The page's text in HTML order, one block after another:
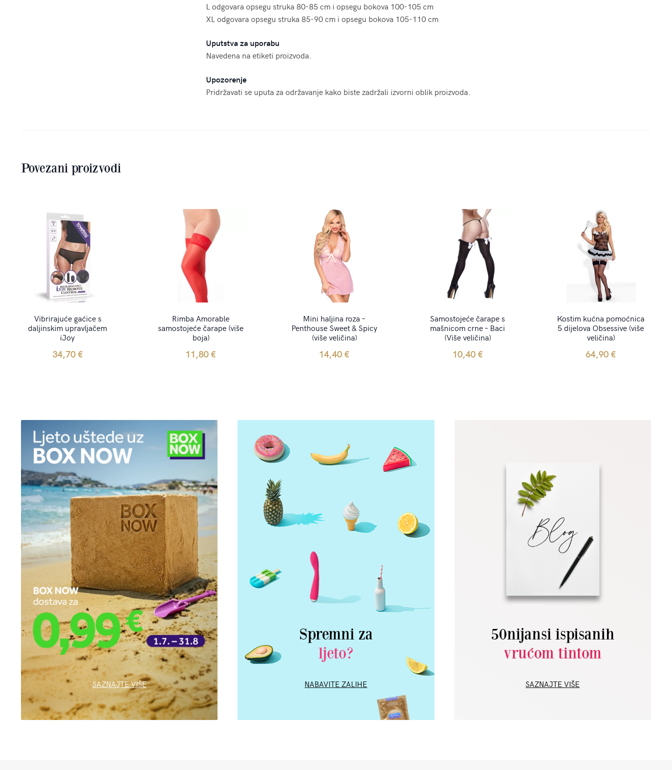
L odgovara opsegu struka 80-85 cm i opsegu bokova 100-105 cm
XL odgovara opsegu struka 85-90 cm i opsegu bokova 105-110 cm
Uputstva za uporabu
Navedena na etiketi proizvoda.
Upozorenje
Pridržavati se uputa za održavanje kako biste zadržali izvorni oblik proizvoda.
Povezani proizvodi
Vibrirajuće gaćice s
daljinskim upravljačem
iJoy
34,70€
Rimba Amorable
samostojeće čarape (više
boja)
11,80€
Mini haljina roza –
Penthouse Sweet & Spicy
(više veličina)
14,40€
Samostojeće čarape s
mašnicom crne – Baci
(Više veličina)
10,40€
Kostim kućna pomoćnica
5 dijelova Obsessive (više
veličina)
64,90€
SAZNAJTE VIŠE
Spremni za
ljeto?
NABAVITE ZALIHE
50nijansi ispisanih
vrućom tintom
SAZNAJTE VIŠE